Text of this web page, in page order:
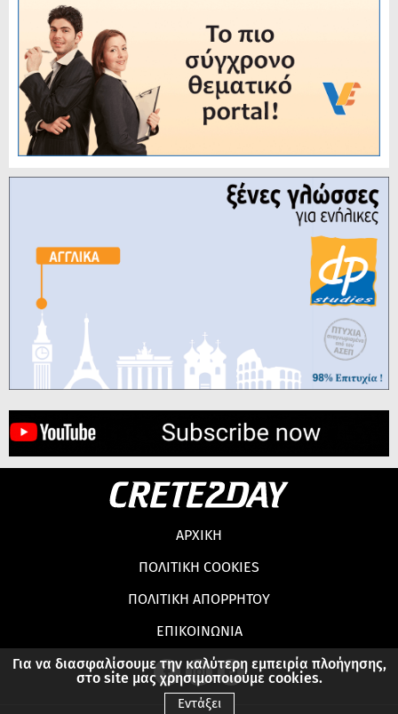
Για να διασφαλίσουμε την καλύτερη εμπειρία πλοήγησης,
στο site μας χρησιμοποιούμε cookies.
Εντάξει
ΑΡΧΙΚΗ
ΠΟΛΙΤΙΚΗ COOKIES
ΠΟΛΙΤΙΚΗ ΑΠΟΡΡΗΤΟΥ
ΕΠΙΚΟΙΝΩΝΙΑ